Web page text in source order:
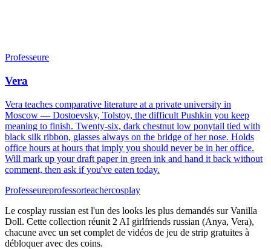
Professeure
Vera
Vera teaches comparative literature at a private university in
Moscow — Dostoevsky, Tolstoy, the difficult Pushkin you keep
meaning to finish. Twenty-six, dark chestnut low ponytail tied with
black silk ribbon, glasses always on the bridge of her nose. Holds
office hours at hours that imply you should never be in her office.
Will mark up your draft paper in green ink and hand it back without
comment, then ask if you've eaten today.
Professeureprofessorteachercosplay
Le cosplay russian est l'un des looks les plus demandés sur Vanilla
Doll. Cette collection réunit 2 AI girlfriends russian (Anya, Vera),
chacune avec un set complet de vidéos de jeu de strip gratuites à
débloquer avec des coins.